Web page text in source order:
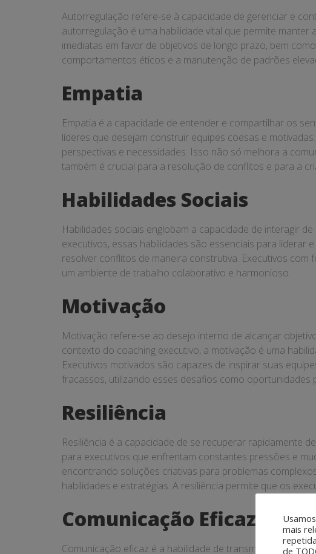
Autorregulação refere-se à capacidade de gerenciar e
autorregulação é uma habilidade vital que permite
imediatas em favor de objetivos de longo prazo, bem
comportamentos éticos e a manutenção de padrões
Empatia
Empatia é a capacidade de entender e compartilhar os
líderes que desejam construir equipes coesas e
perspectivas e necessidades. Isso não só melhora a
também é crucial para a resolução de conflitos e para a
Habilidades Sociais
Habilidades sociais englobam a capacidade de interagir
executivos, essas habilidades são essenciais para liderar
resolver conflitos de maneira construtiva. Executivos
um ambiente de trabalho colaborativo e harmonioso.
Motivação
Motivação refere-se ao desejo interno de alcançar
contexto do coaching executivo, a motivação é uma
Executivos motivados são capazes de inspirar suas
fracassos, utilizando esses desafios como
Resiliência
Resiliência é a capacidade de se recuperar rapidamente
para executivos que enfrentam constantes pressões e
encontrando soluções criativas para problemas
habilidades e estratégias. A resiliência permite que os
Comunicação Eficaz
Comunicação eficaz é a habilidade de transmitir
mais
de